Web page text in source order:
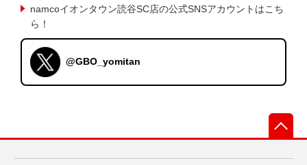
namcoイオンタウン読谷SC店の公式SNSアカウントはこち
ら！
@GBO_yomitan